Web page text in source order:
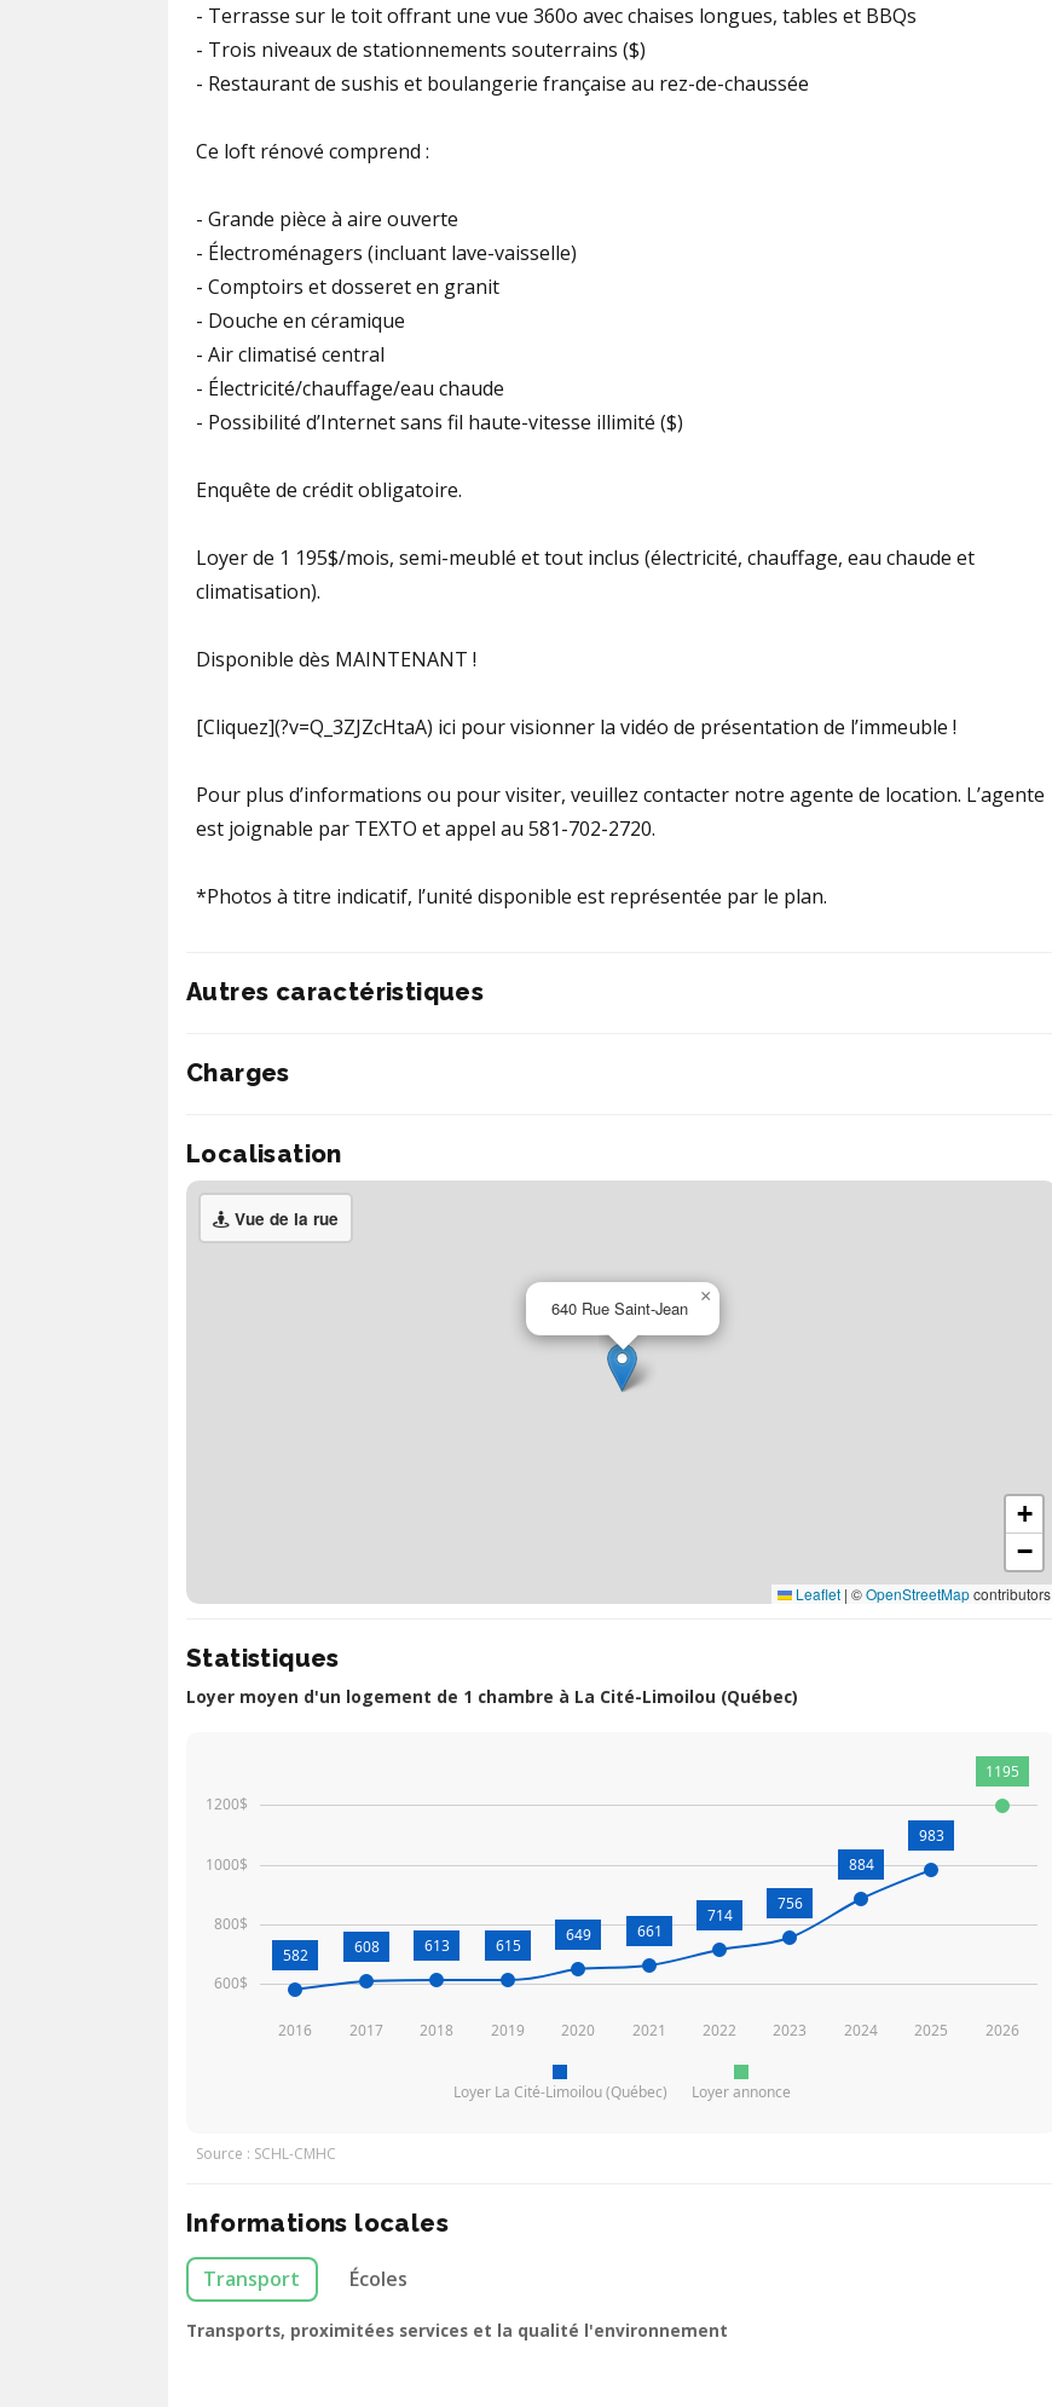
- Terrasse sur le toit offrant une vue 360o avec chaises longues, tables et BBQs
- Trois niveaux de stationnements souterrains ($)
- Restaurant de sushis et boulangerie française au rez-de-chaussée
Ce loft rénové comprend :
- Grande pièce à aire ouverte
- Électroménagers (incluant lave-vaisselle)
- Comptoirs et dosseret en granit
- Douche en céramique
- Air climatisé central
- Électricité/chauffage/eau chaude
- Possibilité d’Internet sans fil haute-vitesse illimité ($)
Enquête de crédit obligatoire.
Loyer de 1 195$/mois, semi-meublé et tout inclus (électricité, chauffage, eau chaude et
climatisation).
Disponible dès MAINTENANT !
[Cliquez](?v=Q_3ZJZcHtaA) ici pour visionner la vidéo de présentation de l’immeuble !
Pour plus d’informations ou pour visiter, veuillez contacter notre agente de location. L’agente
est joignable par TEXTO et appel au 581-702-2720.
*Photos à titre indicatif, l’unité disponible est représentée par le plan.
Autres caractéristiques
Charges
Localisation
Vue de la rue
640 Rue Saint-Jean
×
+
−
Leaflet | ©OpenStreetMapcontributors
Statistiques
Loyer moyen d'un logement de 1 chambre à La Cité-Limoilou (Québec)
Loyer La Cité-Limoilou (Québec) Loyer annonce
2016 2017 2018 2019 2020 2021 2022 2023 2024 2025 2026
600$
800$
1000$
1200$
582 608 613 615
649 661
714
756
884
983
1195
Source : SCHL-CMHC
Informations locales
Transport Écoles
Transports, proximitées services et la qualité l'environnement